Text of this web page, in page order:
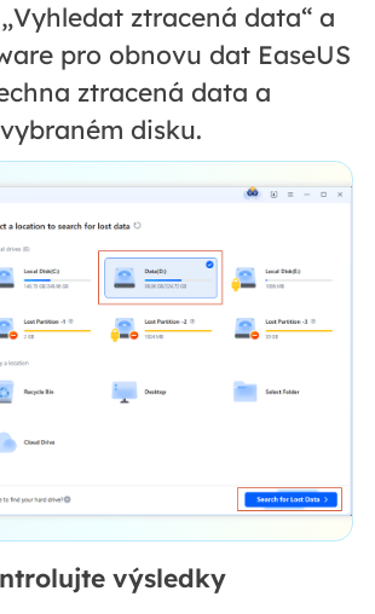
ztracená data“ a
pro obnovu dat EaseUS
ztracená data a
disku.
výsledky